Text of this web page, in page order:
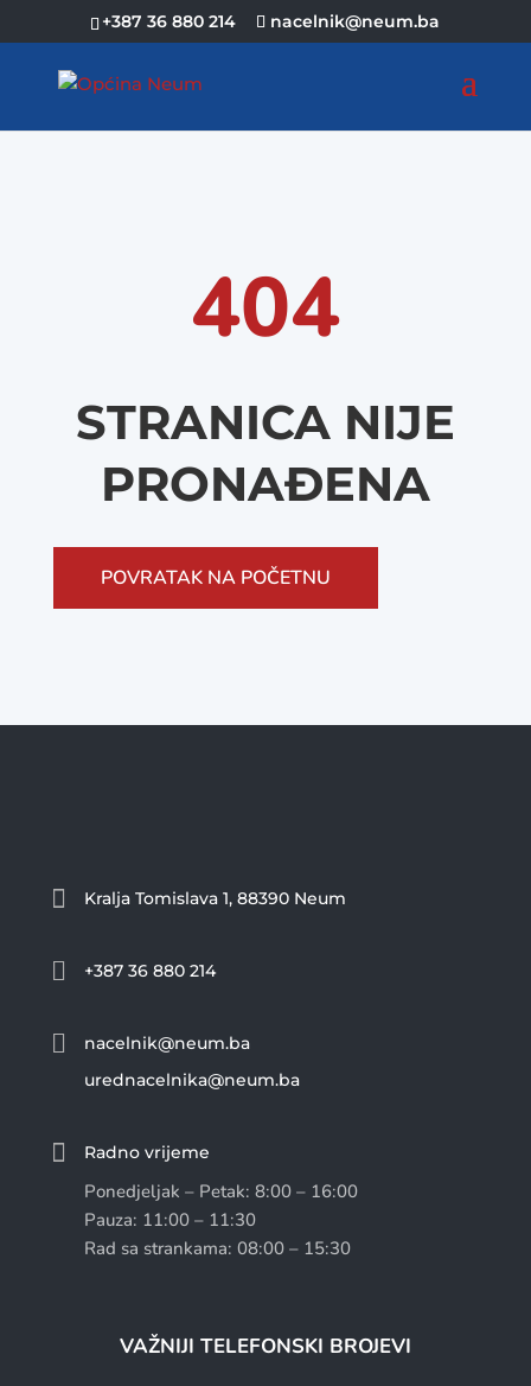
+387 36 880 214 nacelnik@neum.ba
404
STRANICA NIJE
PRONAĐENA
POVRATAK NA POČETNU
 Kralja Tomislava 1, 88390 Neum
 +387 36 880 214

nacelnik@neum.ba
urednacelnika@neum.ba
 Radno vrijeme
Ponedjeljak – Petak: 8:00 – 16:00
Pauza: 11:00 – 11:30
Rad sa strankama: 08:00 – 15:30
VAŽNIJI TELEFONSKI BROJEVI